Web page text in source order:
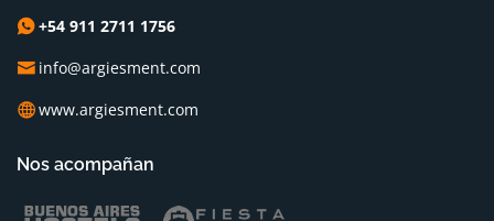
+54 911 2711 1756
info@argiesment.com
www.argiesment.com
Nos acompañan